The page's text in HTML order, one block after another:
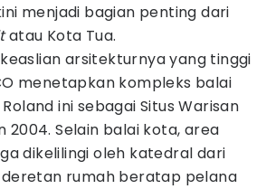
menjadi bagian penting dari
atau Kota Tua.
arsitekturnya yang tinggi
menetapkan kompleks balai
ini sebagai Situs Warisan
2004. Selain balai kota, area
dikelilingi oleh katedral dari
deretan rumah beratap pelana